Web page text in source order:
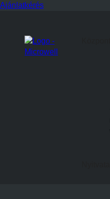
Ajánlatkérés